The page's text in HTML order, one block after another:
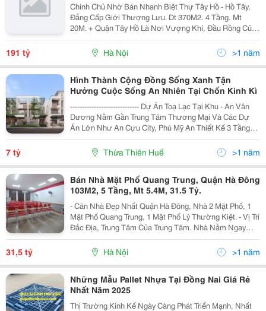
Chính Chủ Nhờ Bán Nhanh Biệt Thự Tây Hồ - Hồ Tây.
Đẳng Cấp Giới Thượng Lưu. Dt 370M2. 4 Tầng. Mt
20M. + Quận Tây Hồ Là Nơi Vượng Khí, Đầu Rồng Của
Thủ Đô, Nơi Mảnh Đất Kinh Kỳ Ngàn Năm Văn Hiến.
Khu Vực Hồ Tây, Nơi Mà Cho Con Người Chất Lượng
Sống...
191 tỷ Hà Nội >1 năm
Hình Thành Cộng Đồng Sống Xanh Tận
Hưởng Cuộc Sống An Nhiên Tại Chốn Kinh Kì
----------------------------- Dự Án Toạ Lạc Tại Khu - An Vân
Dương Nằm Gần Trung Tâm Thương Mại Và Các Dự
Án Lớn Như An Cựu City, Phú Mỹ An Thiết Kế 3 Tầng
Đẳng Cấp, Hiện Đại Với Mặt Tiền Kinh Doanh Rộng Rãi
Gồm 3 Phòng Ngủ, 4 Phòng Vệ Sinh,...
7 tỷ Thừa Thiên Huế >1 năm
Bán Nhà Mặt Phố Quang Trung, Quận Hà Đông
103M2, 5 Tầng, Mt 5.4M, 31.5 Tỷ.
- Căn Nhà Đẹp Nhất Quận Hà Đông, Nhà 2 Mặt Phố, 1
Mặt Phố Quang Trung, 1 Mặt Phố Lý Thường Kiệt. - Vị Trí
Đắc Địa, Trung Tâm Của Trung Tâm. Nhà Nằm Ngay
Cạnh Ngã Tư Kinh Kế Văn Phú. Vị Trí Kim Cương. - Mặt
Phố Quang Trung Kinh Doanh Cực Kỳ Tốt, Phù...
31,5 tỷ Hà Nội >1 năm
Những Mẫu Pallet Nhựa Tại Đồng Nai Giá Rẻ
Nhất Năm 2025
Thị Trường Kinh Kế Ngày Càng Phát Triển Mạnh, Nhất